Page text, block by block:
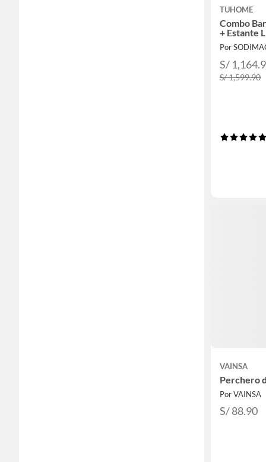
TUHOME
Combo
+ Estante
Por
S/
S/ 1,599.90
VAINSA
Perchero
Por VAINSA
S/ 88.90